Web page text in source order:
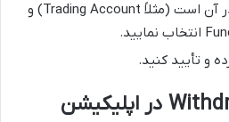
مبدا را حسابی که تتر در آن است (مثلاً Trading Account) و
و تأیید کنید.